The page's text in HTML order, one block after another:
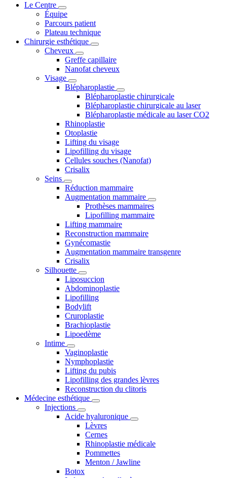
Le Centre
Équipe
Parcours patient
Plateau technique
Chirurgie esthétique
Cheveux
Greffe capillaire
Nanofat cheveux
Visage
Blépharoplastie
Blépharoplastie chirurgicale
Blépharoplastie chirurgicale au laser
Blépharoplastie médicale au laser CO2
Rhinoplastie
Otoplastie
Lifting du visage
Lipofilling du visage
Cellules souches (Nanofat)
Crisalix
Seins
Réduction mammaire
Augmentation mammaire
Prothèses mammaires
Lipofilling mammaire
Lifting mammaire
Reconstruction mammaire
Gynécomastie
Augmentation mammaire transgenre
Crisalix
Silhouette
Liposuccion
Abdominoplastie
Lipofilling
Bodylift
Cruroplastie
Brachioplastie
Lipoedème
Intime
Vaginoplastie
Nymphoplastie
Lifting du pubis
Lipofilling des grandes lèvres
Reconstruction du clitoris
Médecine esthétique
Injections
Acide hyaluronique
Lèvres
Cernes
Rhinoplastie médicale
Pommettes
Menton / Jawline
Botox